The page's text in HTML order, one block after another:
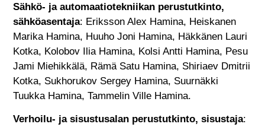
Sähkö- ja automaatiotekniikan perustutkinto,
sähköasentaja: Eriksson Alex Hamina, Heiskanen
Marika Hamina, Huuho Joni Hamina, Häkkänen Lauri
Kotka, Kolobov Ilia Hamina, Kolsi Antti Hamina, Pesu
Jami Miehikkälä, Rämä Satu Hamina, Shiriaev Dmitrii
Kotka, Sukhorukov Sergey Hamina, Suurnäkki
Tuukka Hamina, Tammelin Ville Hamina.
Verhoilu- ja sisustusalan perustutkinto, sisustaja: